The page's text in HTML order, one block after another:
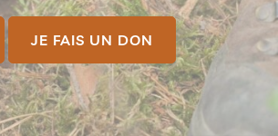
JE FAIS UN DON